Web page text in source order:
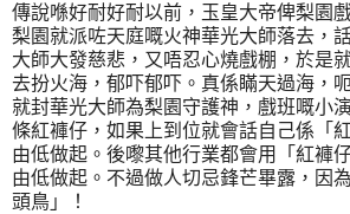
傳說喺好耐好耐以前，玉皇大帝俾梨園
梨園就派咗天庭嘅火神華光大師落去，
大師大發慈悲，又唔忍心燒戲棚，於是
去扮火海，郁吓郁吓。真係瞞天過海，
就封華光大師為梨園守護神，戲班嘅小
條紅褲仔，如果上到位就會話自己係「
由低做起。後嚟其他行業都會用「紅褲
由低做起。不過做人切忌鋒芒畢露，因
頭鳥」！